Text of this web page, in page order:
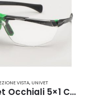
VISTA, UNIVET
Univet Occhiali 5×1 Clear Plus